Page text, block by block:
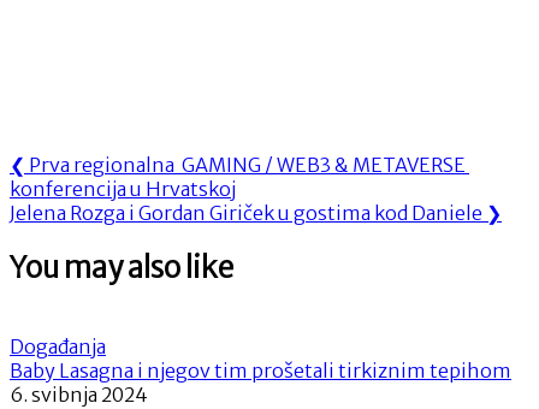
Navigacija
objava
❮ Previous
Post:
Prva regionalna GAMING / WEB3 & METAVERSE
konferencija u Hrvatskoj
Next
Jelena Rozga i Gordan Giriček u gostima kod Daniele ❯
You may also like
Događanja
Baby Lasagna i njegov tim prošetali tirkiznim tepihom
6. svibnja 2024